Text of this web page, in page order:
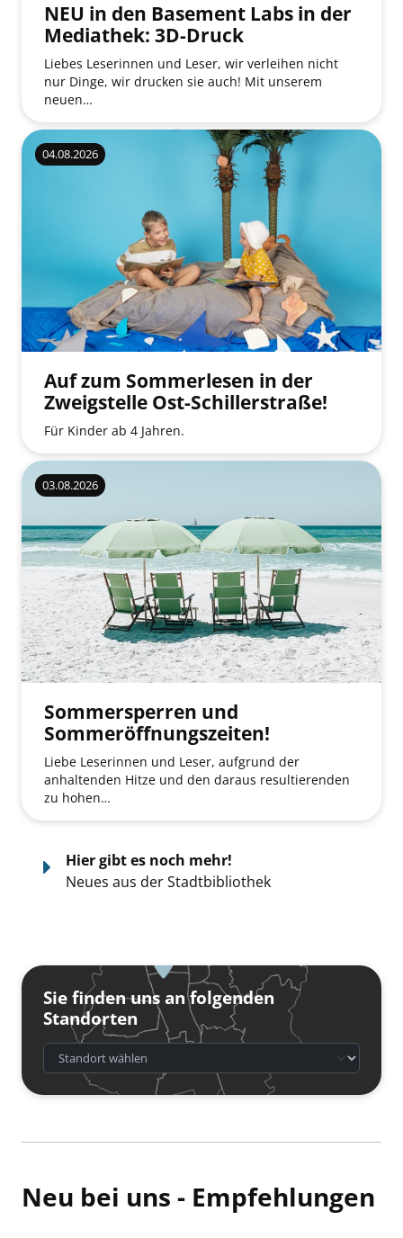
NEU in den Basement Labs in der
Mediathek: 3D-Druck
Liebes Leserinnen und Leser, wir verleihen nicht
nur Dinge, wir drucken sie auch! Mit unserem
neuen…
Auf zum Sommerlesen in der
Zweigstelle Ost-Schillerstraße!
04.08.2026
Für Kinder ab 4 Jahren.
Sommersperren und
Sommeröffnungszeiten!
03.08.2026
Liebe Leserinnen und Leser, aufgrund der
anhaltenden Hitze und den daraus resultierenden
zu hohen…
Hier gibt es noch mehr!
Neues aus der Stadtbibliothek
Sie finden uns an folgenden
Standorten
Neu bei uns - Empfehlungen